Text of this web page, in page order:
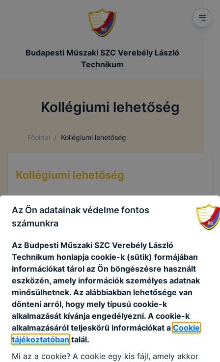
Budapesti Műszaki SZC Verebély László
Technikum
Kollégiumi lehetőség
Főoldal / Kollégiumi lehetőség
Kollégiumi lehetőség
Kapcsolódó dokumentumok
Csatolt fájlok
Elérhetőség
Letöltés
Szóróanyag
Az Ön adatainak védelme fontos
számunkra
Az Budpesti Műszaki SZC Verebély László
Technikum honlapja cookie-k (sütik) formájában
információkat tárol az Ön böngészésre használt
eszközén, amely információk személyes adatnak
minősülhetnek. Az alábbiakban lehetősége van
dönteni arról, hogy mely típusú cookie-k
alkalmazását kívánja engedélyezni. A cookie-k
alkalmazásáról teljeskörű információkat a Cookie
tájékoztatóban talál.
Mi az a cookie? A cookie egy kis fájl, amely akkor